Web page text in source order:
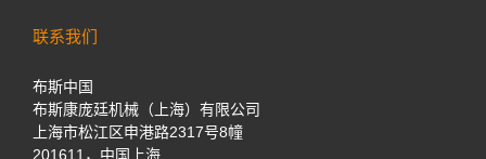
联系我们
布斯中国
布斯康庞廷机械（上海）有限公司
上海市松江区申港路2317号8幢
201611，中国上海